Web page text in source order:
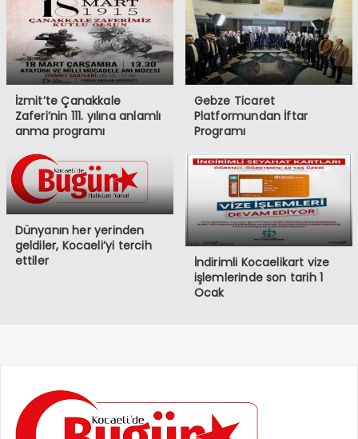
İzmit’te Çanakkale
Zaferi’nin 111. yılına anlamlı
anma programı
Gebze Ticaret
Platformundan İftar
Programı
Dünyanın her yerinden
geldiler, Kocaeli’yi tercih
ettiler
İndirimli Kocaelikart vize
işlemlerinde son tarih 1
Ocak